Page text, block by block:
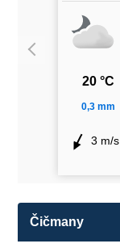
20 °C
0,3 mm
3 m/s
Čičmany